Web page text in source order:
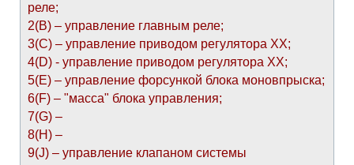
реле;
2(В) – управление главным реле;
3(С) – управление приводом регулятора ХХ;
4(D) - управление приводом регулятора ХХ;
5(E) – управление форсункой блока моновпрыска;
6(F) – "масса" блока управления;
7(G) –
8(H) –
9(J) – управление клапаном системы